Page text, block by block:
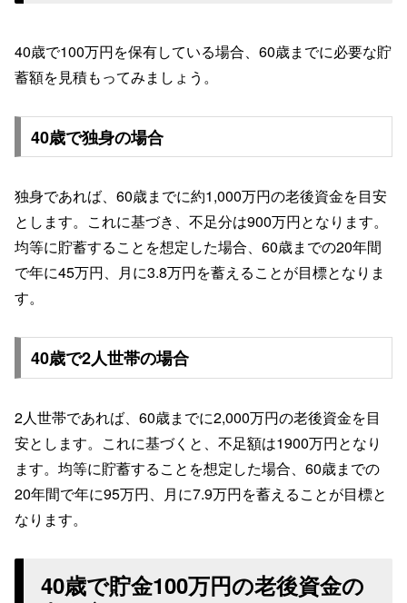
40歳で100万円を保有している場合、60歳までに必要な貯
蓄額を見積もってみましょう。
40歳で独身の場合
独身であれば、60歳までに約1,000万円の老後資金を目安
とします。これに基づき、不足分は900万円となります。
均等に貯蓄することを想定した場合、60歳までの20年間
で年に45万円、月に3.8万円を蓄えることが目標となりま
す。
40歳で2人世帯の場合
2人世帯であれば、60歳までに2,000万円の老後資金を目
安とします。これに基づくと、不足額は1900万円となり
ます。均等に貯蓄することを想定した場合、60歳までの
20年間で年に95万円、月に7.9万円を蓄えることが目標と
なります。
40歳で貯金100万円の老後資金の